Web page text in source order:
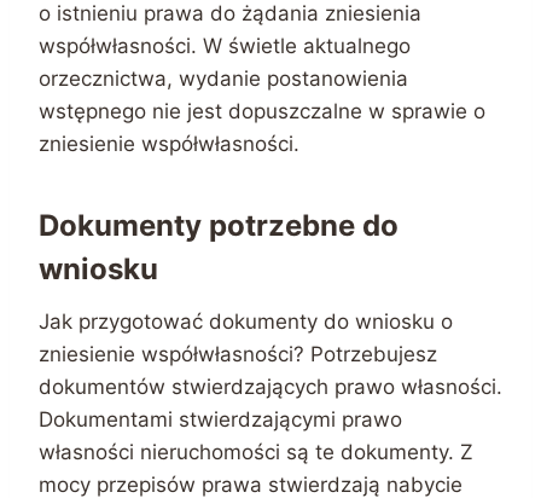
o istnieniu prawa do żądania zniesienia
współwłasności. W świetle aktualnego
orzecznictwa, wydanie postanowienia
wstępnego nie jest dopuszczalne w sprawie o
zniesienie współwłasności.
Dokumenty potrzebne do
wniosku
Jak przygotować dokumenty do wniosku o
zniesienie współwłasności? Potrzebujesz
dokumentów stwierdzających prawo własności.
Dokumentami stwierdzającymi prawo
własności nieruchomości są te dokumenty. Z
mocy przepisów prawa stwierdzają nabycie